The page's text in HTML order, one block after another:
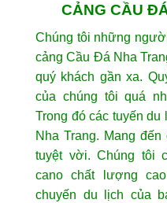
CẢNG CẦU
Chúng tôi những
cảng Cầu Đá Nha
quý khách gần xa.
của chúng tôi quá
Trong đó các tuyến du
Nha Trang. Mang
tuyệt vời. Chúng tôi
cano chất lượng
chuyến du lịch của